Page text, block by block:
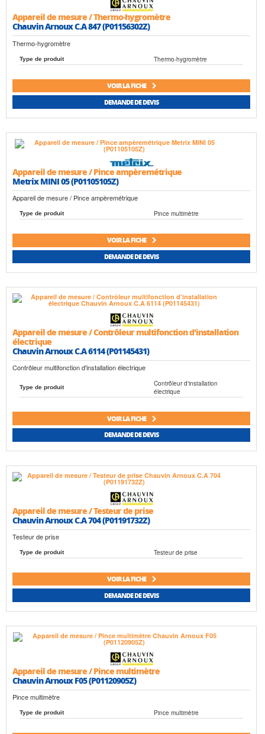
Appareil de mesure / Thermo-hygromètre
Chauvin Arnoux C.A 847 (P01156302Z)
Thermo-hygromètre
Type de produit Thermo-hygromètre
VOIR LA FICHE
DEMANDE DE DEVIS
Appareil de mesure / Pince ampèremétrique
Metrix MINI 05 (P01105105Z)
Appareil de mesure / Pince ampèremétrique
Type de produit Pince multimètre
VOIR LA FICHE
DEMANDE DE DEVIS
Appareil de mesure / Contrôleur multifonction d'installation
électrique
Chauvin Arnoux C.A 6114 (P01145431)
Contrôleur multifonction d'installation électrique
Type de produit
Contrôleur d'installation
électrique
VOIR LA FICHE
DEMANDE DE DEVIS
Appareil de mesure / Testeur de prise
Chauvin Arnoux C.A 704 (P01191732Z)
Testeur de prise
Type de produit Testeur de prise
VOIR LA FICHE
DEMANDE DE DEVIS
Appareil de mesure / Pince multimètre
Chauvin Arnoux F05 (P01120905Z)
Pince multimètre
Type de produit Pince multimètre